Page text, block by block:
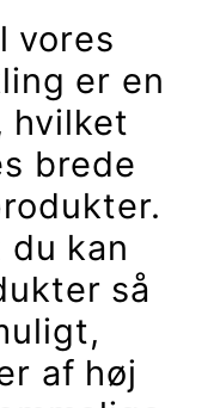
vores
er en
hvilket
brede
du kan
så
af høj